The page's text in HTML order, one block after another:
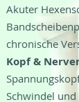
Akuter
chronische
Kopf &
Schwindel